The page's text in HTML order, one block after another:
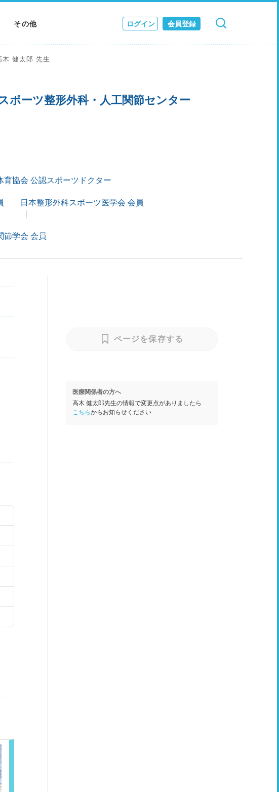
その他 ログイン 会員登録
検索 キャンセル
木 健太郎 先生
ポーツ整形外科・人工関節センター
育協会 公認スポーツドクター
日本整形外科スポーツ医学会 会員
節学会 会員
ページを保存する
医療関係者の方へ
高木 健太郎先生の情報で変更点がありましたら
こちらからお知らせください